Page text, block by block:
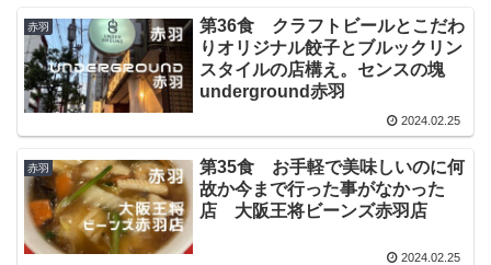
赤羽
第36食 クラフトビールとこだわ
りオリジナル餃子とブルックリン
スタイルの店構え。センスの塊
underground赤羽
2024.02.25
赤羽
第35食 お手軽で美味しいのに何
故か今まで行った事がなかった
店 大阪王将ビーンズ赤羽店
2024.02.25